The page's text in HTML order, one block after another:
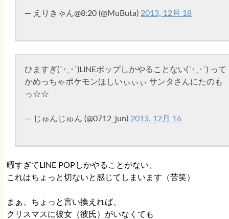
— えりきゃん@8:20 (@MuButa) 2013, 12月 18
ひますぎ(´･_･`)LINEポップしかやることない(´･_･`) って
かめっちゃポケモンほしいぃぃぃ サンタさんにたのも
っ☆☆
— じゅんじゅん (@0712_jun) 2013, 12月 16
暇すぎてLINE POPしかやることがない、
これはちょっと切ないと感じてしまいます（苦笑）
まぁ、ちょっと言い換えれば、
クリスマスに彼女（彼氏）がいなくても